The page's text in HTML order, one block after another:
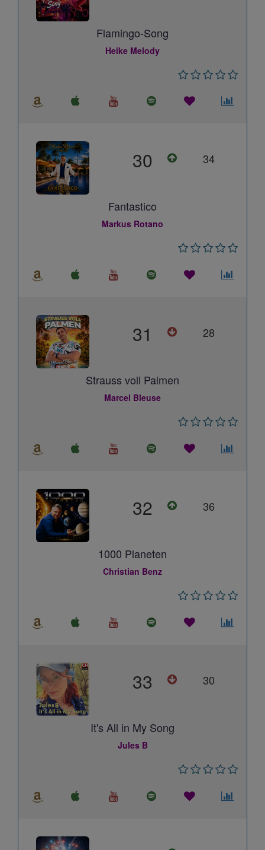
Flamingo-Song
Heike Melody
30 34
Fantastico
Markus Rotano
31 28
Strauss voll Palmen
Marcel Bleuse
32 36
1000 Planeten
Christian Benz
33 30
It's All in My Song
Jules B